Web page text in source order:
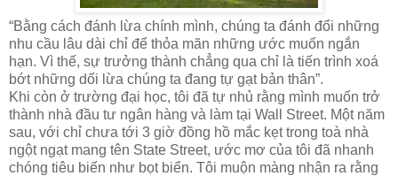
“Bằng cách đánh lừa chính mình, chúng ta đánh đổi những
nhu cầu lâu dài chỉ để thỏa mãn những ước muốn ngắn
hạn. Vì thế, sự trưởng thành chẳng qua chỉ là tiến trình xoá
bớt những dối lừa chúng ta đang tự gạt bản thân”.
Khi còn ở trường đại học, tôi đã tự nhủ rằng mình muốn trở
thành nhà đầu tư ngân hàng và làm tại Wall Street. Một năm
sau, với chỉ chưa tới 3 giờ đồng hồ mắc kẹt trong toà nhà
ngột ngạt mang tên State Street, ước mơ của tôi đã nhanh
chóng tiêu biến như bọt biển. Tôi muộn màng nhận ra rằng